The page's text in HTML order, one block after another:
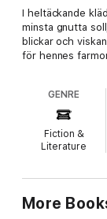
I heltäckande
minsta gnutta
blickar och
för hennes
studentdag
vännerna glider
När Ella till
för henne att
länge uppskattat
godo. Och vad
GENRE
Fiction &
Literature
More